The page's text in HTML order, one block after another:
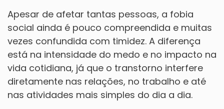
Apesar de afetar tantas pessoas, a fobia
social ainda é pouco compreendida e muitas
vezes confundida com timidez. A diferença
está na intensidade do medo e no impacto na
vida cotidiana, já que o transtorno interfere
diretamente nas relações, no trabalho e até
nas atividades mais simples do dia a dia.